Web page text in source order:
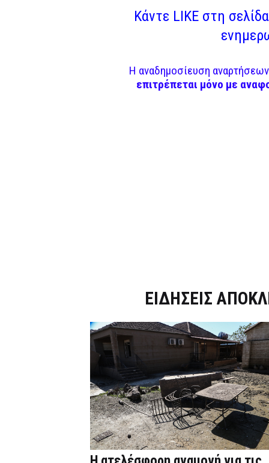
Κάντε LIKE στη
Η αναδημοσίευση
επιτρέπεται μόνο με
ΕΙΔΗΣΕΙΣ